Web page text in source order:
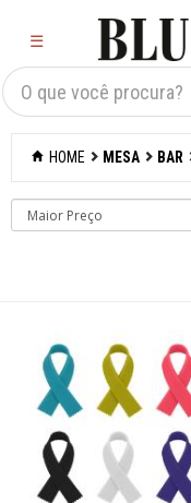
☰
Criar Lista×
Organização
Eletros
Bar
Abridores de
garrafas
Acessórios
HOME MESA BAR